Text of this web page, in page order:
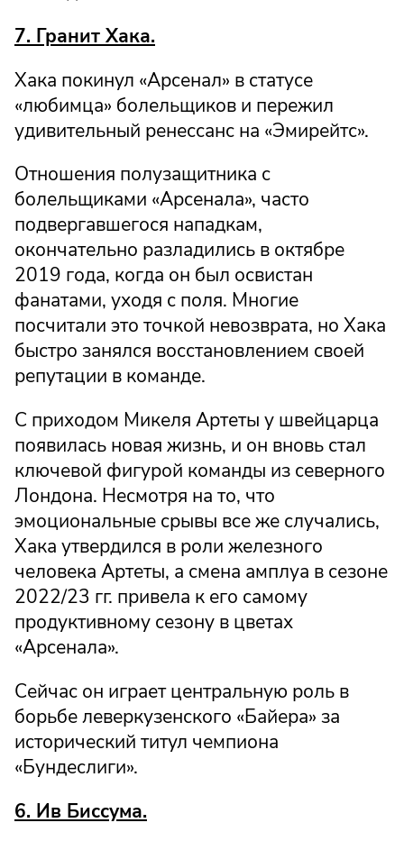
7. Гранит Хака.
Хака покинул «Арсенал» в статусе
«любимца» болельщиков и пережил
удивительный ренессанс на «Эмирейтс».
Отношения полузащитника с
болельщиками «Арсенала», часто
подвергавшегося нападкам,
окончательно разладились в октябре
2019 года, когда он был освистан
фанатами, уходя с поля. Многие
посчитали это точкой невозврата, но Хака
быстро занялся восстановлением своей
репутации в команде.
С приходом Микеля Артеты у швейцарца
появилась новая жизнь, и он вновь стал
ключевой фигурой команды из северного
Лондона. Несмотря на то, что
эмоциональные срывы все же случались,
Хака утвердился в роли железного
человека Артеты, а смена амплуа в сезоне
2022/23 гг. привела к его самому
продуктивному сезону в цветах
«Арсенала».
Сейчас он играет центральную роль в
борьбе леверкузенского «Байера» за
исторический титул чемпиона
«Бундеслиги».
6. Ив Биссума.